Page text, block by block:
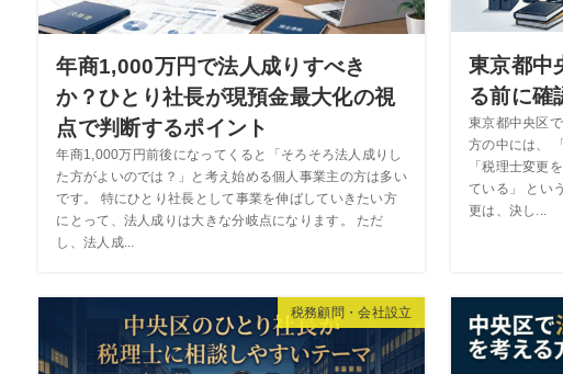
年商1,000万円で法人成りすべき
か？ひとり社長が現預金最大化の視
点で判断するポイント
年商1,000万円前後になってくると「そろそろ法人成りし
た方がよいのでは？」と考え始める個人事業主の方は多い
です。 特にひとり社長として事業を伸ばしていきたい方
にとって、法人成りは大きな分岐点になります。 ただ
し、法人成...
東京都中
る前に確
東京都中央区
方の中には、
「税理士変更
ている」 とい
更は、決し...
税務顧問・会社設立